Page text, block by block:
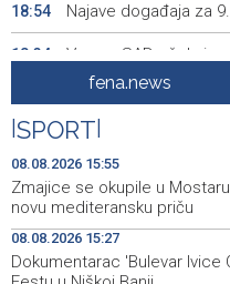
18:54 Najave događaja za
18:34
Vance: SAD očekuje
nafte kroz Hormuški moreuz
18:21
Iranski šef sigurnosti:
zatvoren dok SAD ne ispuni
18:09
Iran 'vrlo blizu'
brodskoj ruti
18:05
Koncertom Marije
manifestacija 'Dani dijaspore
fena.news
SPORT
08.08.2026 15:55
Zmajice se okupile u
novu mediteransku priču
08.08.2026 15:27
Dokumentarac 'Bulevar Ivice